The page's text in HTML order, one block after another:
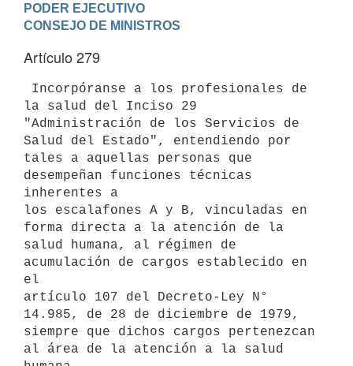
PODER EJECUTIVO
Artículo 279
la salud del Inciso 29
"Administración de los Servicios de
Salud del Estado", entendiendo por
tales a aquellas personas que
desempeñan funciones técnicas
inherentes a
los escalafones A y B, vinculadas en
forma directa a la atención de la
salud humana, al régimen de
acumulación de cargos establecido en
el
artículo 107 del Decreto-Ley N°
14.985, de 28 de diciembre de 1979,
siempre que dichos cargos pertenezcan
al área de la atención a la salud